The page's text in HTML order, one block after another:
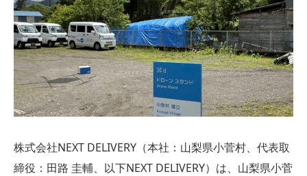
株式会社NEXT DELIVERY（本社：山梨県小菅村、代表取
締役：田路 圭輔、以下NEXT DELIVERY）は、山梨県小菅